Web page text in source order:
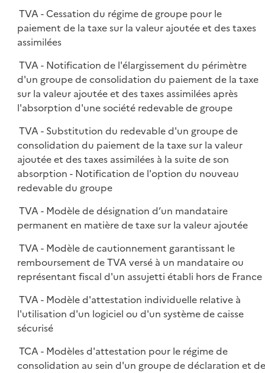
TVA - Cessation du régime de groupe pour le
paiement de la taxe sur la valeur ajoutée et des taxes
assimilées
TVA - Notification de l'élargissement du périmètre
d'un groupe de consolidation du paiement de la taxe
sur la valeur ajoutée et des taxes assimilées après
l'absorption d'une société redevable de groupe
TVA - Substitution du redevable d'un groupe de
consolidation du paiement de la taxe sur la valeur
ajoutée et des taxes assimilées à la suite de son
absorption - Notification de l'option du nouveau
redevable du groupe
TVA - Modèle de désignation d’un mandataire
permanent en matière de taxe sur la valeur ajoutée
TVA - Modèle de cautionnement garantissant le
remboursement de TVA versé à un mandataire ou
représentant fiscal d'un assujetti établi hors de France
TVA - Modèle d'attestation individuelle relative à
l'utilisation d'un logiciel ou d'un système de caisse
sécurisé
TCA - Modèles d'attestation pour le régime de
consolidation au sein d'un groupe de déclaration et de